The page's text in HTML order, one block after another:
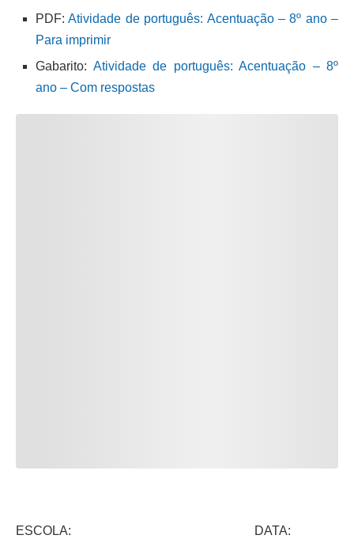
PDF:Atividade de português: Acentuação – 8º ano –
Para imprimir
Gabarito: Atividade de português: Acentuação – 8º
ano – Com respostas
ESCOLA: DATA: